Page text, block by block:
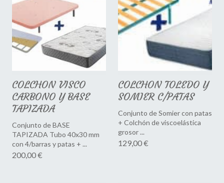
COLCHON VISCO
CARBONO Y BASE
TAPIZADA
Conjunto de BASE
TAPIZADA Tubo 40x30 mm
con 4/barras y patas + ...
200,00 €
COLCHON TOLEDO Y
SOMIER C/PATAS
Conjunto de Somier con patas
+ Colchón de viscoelástica
grosor ...
129,00 €